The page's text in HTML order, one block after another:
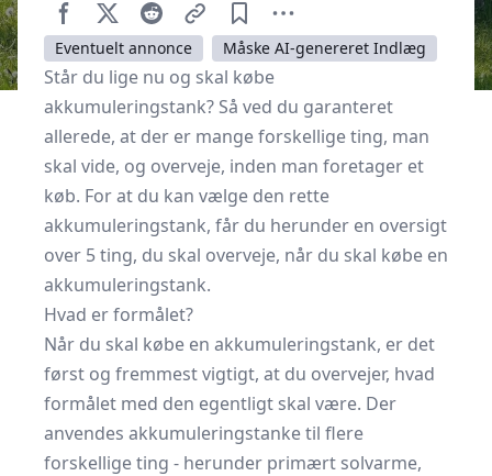
Eventuelt annonce Måske AI-genereret Indlæg
Står du lige nu og skal købe
akkumuleringstank? Så ved du garanteret
allerede, at der er mange forskellige ting, man
skal vide, og overveje, inden man foretager et
køb. For at du kan vælge den rette
akkumuleringstank, får du herunder en oversigt
over 5 ting, du skal overveje, når du skal købe en
akkumuleringstank.
Hvad er formålet?
Når du skal købe en akkumuleringstank, er det
først og fremmest vigtigt, at du overvejer, hvad
formålet med den egentligt skal være. Der
anvendes akkumuleringstanke til flere
forskellige ting - herunder primært solvarme,